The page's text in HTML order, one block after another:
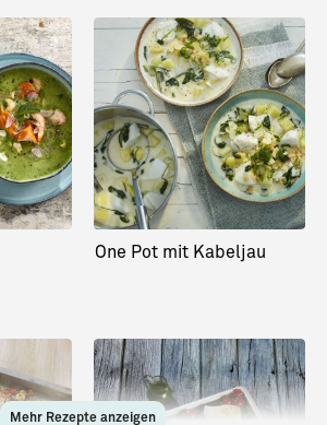
One Pot mit Kabeljau
Mehr Rezepte anzeigen